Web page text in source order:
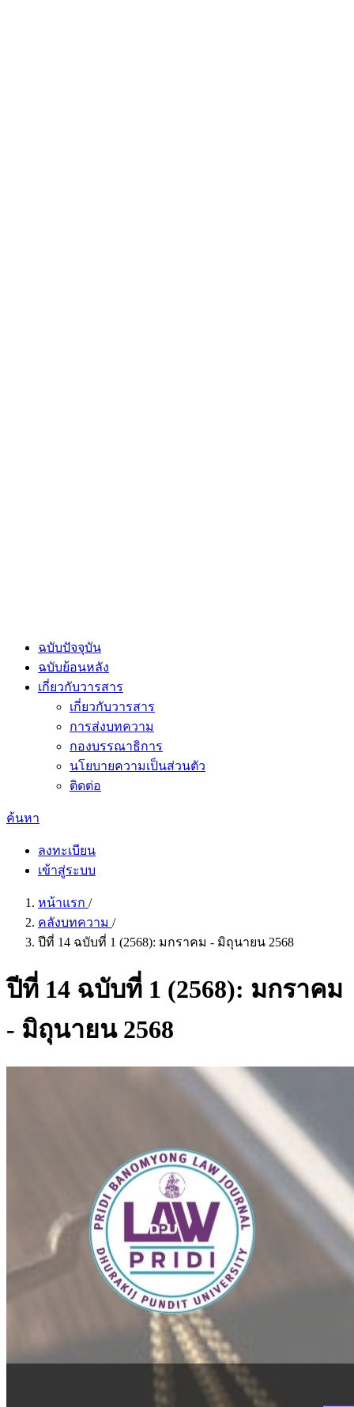
ฉบับปัจจุบัน
ฉบับย้อนหลัง
เกี่ยวกับวารสาร
เกี่ยวกับวารสาร
การส่งบทความ
กองบรรณาธิการ
นโยบายความเป็นส่วนตัว
ติดต่อ
ค้นหา
ลงทะเบียน
เข้าสู่ระบบ
หน้าแรก /
คลังบทความ /
ปีที่ 14 ฉบับที่ 1 (2568): มกราคม - มิถุนายน 2568
ปีที่ 14 ฉบับที่ 1 (2568): มกราคม
- มิถุนายน 2568